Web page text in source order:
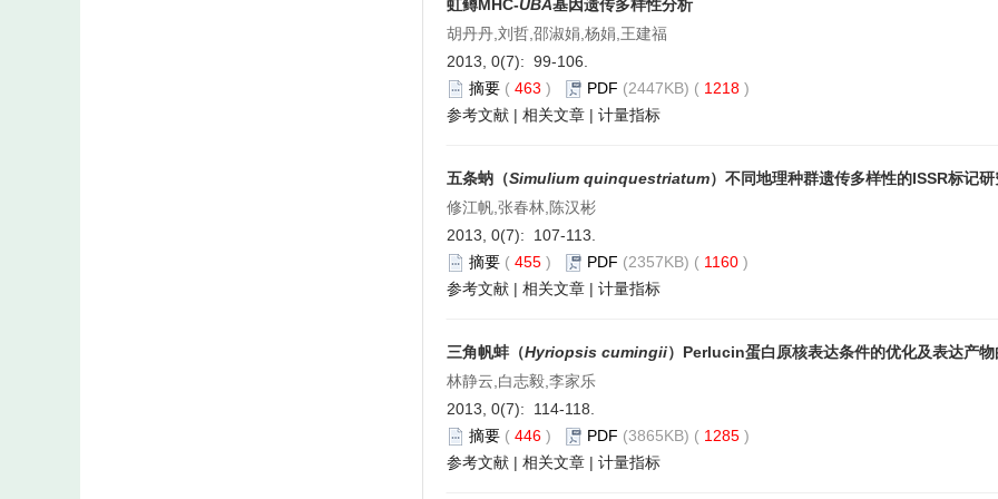
虹鳟MHC-UBA基因遗传多样性分析
胡丹丹,刘哲,邵淑娟,杨娟,王建福
2013, 0(7): 99-106.
摘要 ( 463 ) PDF (2447KB) ( 1218 )
参考文献 | 相关文章 | 计量指标
五条蚋（Simulium quinquestriatum）不同地理种群遗传多样性的ISSR标记研
修江帆,张春林,陈汉彬
2013, 0(7): 107-113.
摘要 ( 455 ) PDF (2357KB) ( 1160 )
参考文献 | 相关文章 | 计量指标
三角帆蚌（Hyriopsis cumingii）Perlucin蛋白原核表达条件的优化及表达产物
林静云,白志毅,李家乐
2013, 0(7): 114-118.
摘要 ( 446 ) PDF (3865KB) ( 1285 )
参考文献 | 相关文章 | 计量指标